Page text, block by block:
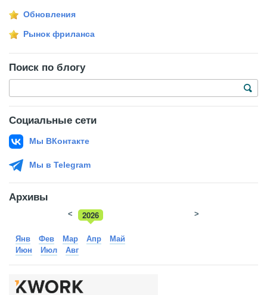
Обновления
Рынок фриланса
Поиск по блогу
Социальные сети
Мы ВКонтакте
Мы в Telegram
Архивы
2026
2025
< >
Янв Фев Мар Апр
Май
Июн
Июл Авг